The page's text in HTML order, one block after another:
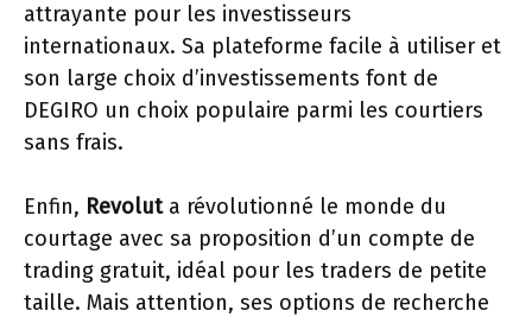
attrayante pour les investisseurs
internationaux. Sa plateforme facile à utiliser et
son large choix d’investissements font de
DEGIRO un choix populaire parmi les courtiers
sans frais.
Enfin, Revoluta révolutionné le monde du
courtage avec sa proposition d’un compte de
trading gratuit, idéal pour les traders de petite
taille. Mais attention, ses options de recherche